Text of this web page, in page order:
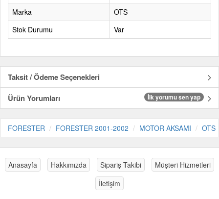
Marka
OTS
Stok Durumu
Var
Taksit / Ödeme Seçenekleri
Ürün Yorumları
İlk yorumu sen yap
FORESTER FORESTER 2001-2002 MOTOR AKSAMI OTS
Anasayfa Hakkımızda Sipariş Takibi
Müşteri Hizmetleri
İletişim